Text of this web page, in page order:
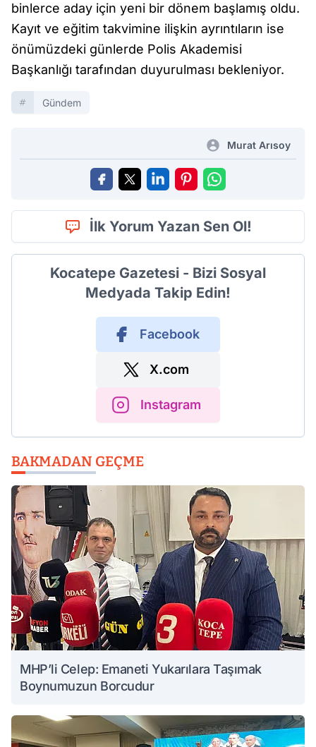
binlerce aday için yeni bir dönem başlamış oldu.
Kayıt ve eğitim takvimine ilişkin ayrıntıların ise
önümüzdeki günlerde Polis Akademisi
Başkanlığı tarafından duyurulması bekleniyor.
Gündem
Murat Arısoy
İlk Yorum Yazan Sen Ol!
Kocatepe Gazetesi - Bizi Sosyal
Medyada Takip Edin!
Facebook
X.com
Instagram
BAKMADAN GEÇME
MHP’li Celep: Emaneti Yukarılara Taşımak
Boynumuzun Borcudur